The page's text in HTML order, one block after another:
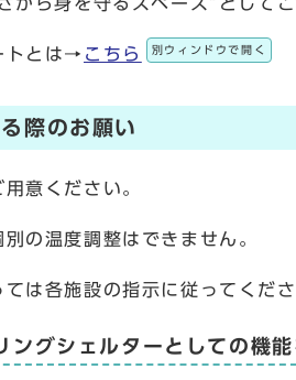
トとは→ こちら 別ウィンドウで開く
際のお願い
意ください。
の温度調整はできません。
は各施設の指示に従ってくださ
グシェルターとしての機能